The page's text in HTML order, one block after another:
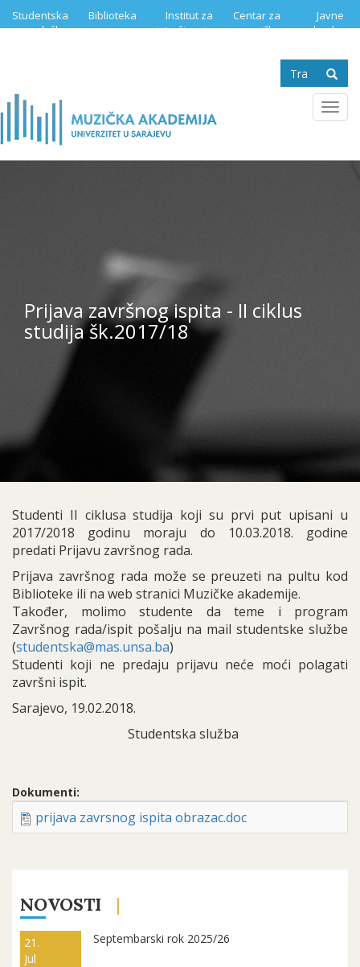
Studentska
služba
Biblioteka
Institut za
istraživanje
Centar za
muzičku
Javne
nabavke
Search
form
Prijava završnog ispita - II ciklus
studija šk.2017/18
Studenti II ciklusa studija koji su prvi put upisani u
2017/2018 godinu moraju do 10.03.2018. godine
predati Prijavu završnog rada.
Prijava završnog rada može se preuzeti na pultu kod
Biblioteke ili na web stranici Muzičke akademije.
Također, molimo studente da teme i program
Završnog rada/ispit pošalju na mail studentske službe
(studentska@mas.unsa.ba)
Studenti koji ne predaju prijavu neće moći polagati
završni ispit.
Sarajevo, 19.02.2018.
Studentska služba
Dokumenti:
prijava zavrsnog ispita obrazac.doc
NOVOSTI
21.
Jul
Septembarski rok 2025/26